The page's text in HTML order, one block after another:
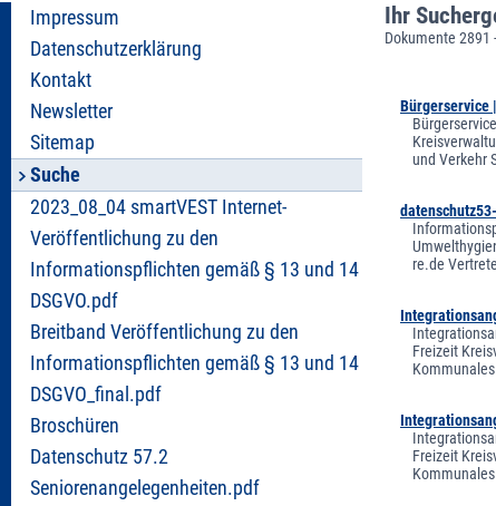
Impressum
Datenschutzerklärung
Kontakt
Newsletter
Sitemap
Suche
2023_08_04 smartVEST Internet-
Veröffentlichung zu den
Informationspflichten gemäß § 13 und 14
DSGVO.pdf
Breitband Veröffentlichung zu den
Informationspflichten gemäß § 13 und 14
DSGVO_final.pdf
Broschüren
Datenschutz 57.2
Seniorenangelegenheiten.pdf
Ihr
Dokumente 2891
Bürgerservice
und Verkehr
re.de
Freizeit
Freizeit